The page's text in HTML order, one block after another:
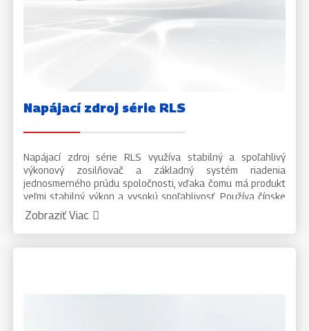
Napájací zdroj série RLS
Napájací zdroj série RLS využíva stabilný a spoľahlivý
výkonový zosilňovač a základný systém riadenia
jednosmerného prúdu spoločnosti, vďaka čomu má produkt
veľmi stabilný výkon a vysokú spoľahlivosť. Používa čínske
a anglické rozhranie displeja, ľahko sa ovláda. Používa sa
hlavne vo fotovoltaickom priemysle, priemysle plochých
displejov, polovodičovom priemysle, chemickom priemysle,
laboratóriách, vedeckom výskume, výrobe atď.
Zobraziť Viac